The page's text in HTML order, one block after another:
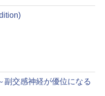
副交感神経が優位になる